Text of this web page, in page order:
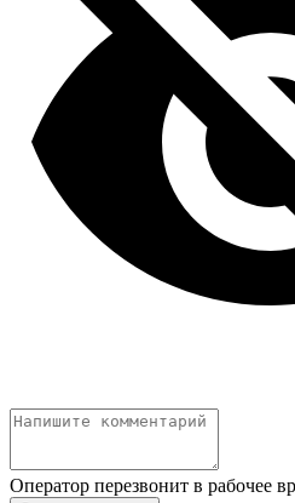
Оператор перезвонит в рабочее